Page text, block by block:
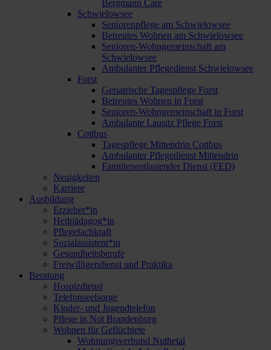
Bergmann Care
Schwielowsee
Seniorenpflege am Schwielowsee
Betreutes Wohnen am Schwielowsee
Senioren-Wohngemeinschaft am
Schwielowsee
Ambulanter Pflegedienst Schwielowsee
Forst
Geriatrische Tagespflege Forst
Betreutes Wohnen in Forst
Senioren-Wohngemeinschaft in Forst
Ambulante Lausitz Pflege Forst
Cottbus
Tagespflege Mittendrin Cottbus
Ambulanter Pflegedienst Mittendrin
Familienentlastender Dienst (FED)
Neuigkeiten
Karriere
Ausbildung
Erzieher*in
Heilpädagog*in
Pflegefachkraft
Sozialassistent*in
Gesundheitsberufe
Freiwilligendienst und Praktika
Beratung
Hospizdienst
Telefonseelsorge
Kinder- und Jugendtelefon
Pflege in Not Brandenburg
Wohnen für Geflüchtete
Wohnungsverbund Nuthetal